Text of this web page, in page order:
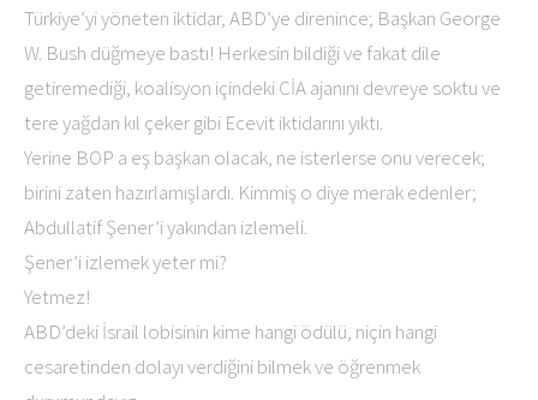
Türkiye’yi yöneten iktidar, ABD’ye direnince; Başkan George
W. Bush düğmeye bastı! Herkesin bildiği ve fakat dile
getiremediği, koalisyon içindeki CİA ajanını devreye soktu ve
tere yağdan kıl çeker gibi Ecevit iktidarını yıktı.
Yerine BOP a eş başkan olacak, ne isterlerse onu verecek;
birini zaten hazırlamışlardı. Kimmiş o diye merak edenler;
Abdullatif Şener’i yakından izlemeli.
Şener’i izlemek yeter mi?
Yetmez!
ABD’deki İsrail lobisinin kime hangi ödülü, niçin hangi
cesaretinden dolayı verdiğini bilmek ve öğrenmek